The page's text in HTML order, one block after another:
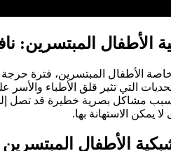
المبتسرين:
الأطفال المبتسرين، فترة
التي تثير قلق الأطباء والأسر
مشاكل بصرية خطيرة قد تصل
يمكن الاستهانة بها.
الأطفال